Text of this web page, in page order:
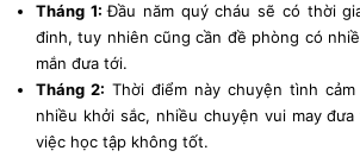
Tháng 1:Đầu năm quý cháu sẽ có thời
đinh, tuy nhiên cũng cần đề phòng có
mắn đưa tới.
Tháng 2: Thời điểm này chuyện tình
nhiều khởi sắc, nhiều chuyện vui may
việc học tập không tốt.